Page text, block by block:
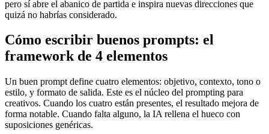
pero sí abre el abanico de partida e inspira nuevas direcciones que
quizá no habrías considerado.
Cómo escribir buenos prompts: el
framework de 4 elementos
Un buen prompt define cuatro elementos: objetivo, contexto, tono o
estilo, y formato de salida. Este es el núcleo del prompting para
creativos. Cuando los cuatro están presentes, el resultado mejora de
forma notable. Cuando falta alguno, la IA rellena el hueco con
suposiciones genéricas.